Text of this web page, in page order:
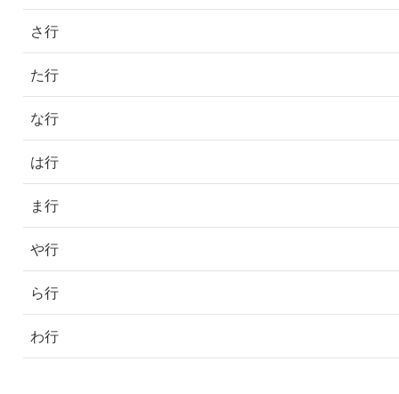
さ行
た行
な行
は行
ま行
や行
ら行
わ行